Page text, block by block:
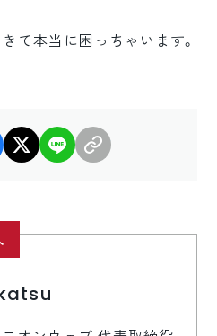
て本当に困っちゃいます。
facebook
X LINE